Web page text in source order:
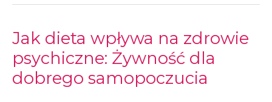
Jak dieta wpływa na zdrowie
psychiczne: Żywność dla
dobrego samopoczucia
Jak
dieta
wpływa
zdrowie
psychiczne:
Żywność
dla
dobrego